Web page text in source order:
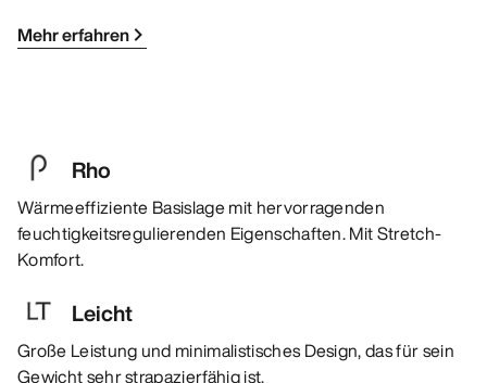
Mehr erfahren
Rho
Wärmeeffiziente Basislage mit hervorragenden
feuchtigkeitsregulierenden Eigenschaften. Mit Stretch-
Komfort.
Leicht
Große Leistung und minimalistisches Design, das für sein
Gewicht sehr strapazierfähig ist.